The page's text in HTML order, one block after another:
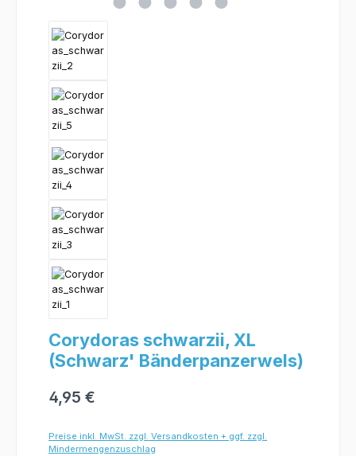
Corydoras schwarzii, XL
(Schwarz' Bänderpanzerwels)
4,95 €
Preise inkl. MwSt. zzgl. Versandkosten + ggf. zzgl.
Mindermengenzuschlag